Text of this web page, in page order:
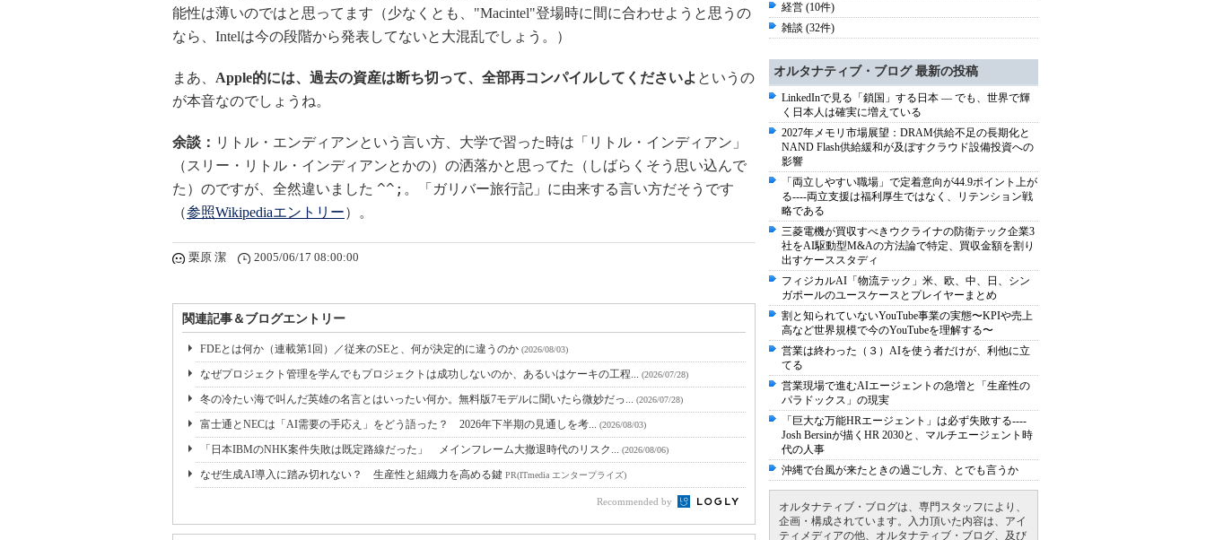
能性は薄いのではと思ってます（少なくとも、"Macintel"登場時に間に合わせようと思うの
なら、Intelは今の段階から発表してないと大混乱でしょう。）
まあ、 Apple的には、過去の資産は断ち切って、全部再コンパイルしてくださいよ というの
が本音なのでしょうね。
余談： リトル・エンディアンという言い方、大学で習った時は「リトル・インディアン」
（スリー・リトル・インディアンとかの）の洒落かと思ってた（しばらくそう思い込んで
た）のですが、全然違いました ^^; 。「ガリバー旅行記」に由来する言い方だそうです
（参照Wikipediaエントリー）。
栗原 潔 2005/06/17 08:00:00
関連記事＆ブログエントリー
FDEとは何か（連載第1回）／従来のSEと、何が決定的に違うのか (2026/08/03)
なぜプロジェクト管理を学んでもプロジェクトは成功しないのか、あるいはケーキの工程... (2026/07/28)
冬の冷たい海で叫んだ英雄の名言とはいったい何か。無料版7モデルに聞いたら微妙だっ... (2026/07/28)
富士通とNECは「AI需要の手応え」をどう語った？ 2026年下半期の見通しを考... (2026/08/03)
「日本IBMのNHK案件失敗は既定路線だった」 メインフレーム大撤退時代のリスク... (2026/08/06)
なぜ生成AI導入に踏み切れない？ 生産性と組織力を高める鍵 PR(ITmedia エンタープライズ)
Recommended by
経営 (10件)
雑談 (32件)
オルタナティブ・ブログ 最新の投稿
LinkedInで見る「鎖国」する日本 ― でも、世界で輝
く日本人は確実に増えている
2027年メモリ市場展望：DRAM供給不足の長期化と
NAND Flash供給緩和が及ぼすクラウド設備投資への
影響
「両立しやすい職場」で定着意向が44.9ポイント上が
る----両立支援は福利厚生ではなく、リテンション戦
略である
三菱電機が買収すべきウクライナの防衛テック企業3
社をAI駆動型M&Aの方法論で特定、買収金額を割り
出すケーススタディ
フィジカルAI「物流テック」米、欧、中、日、シン
ガポールのユースケースとプレイヤーまとめ
割と知られていないYouTube事業の実態〜KPIや売上
高など世界規模で今のYouTubeを理解する〜
営業は終わった（３）AIを使う者だけが、利他に立
てる
営業現場で進むAIエージェントの急増と「生産性の
パラドックス」の現実
「巨大な万能HRエージェント」は必ず失敗する----
Josh Bersinが描くHR 2030と、マルチエージェント時
代の人事
沖縄で台風が来たときの過ごし方、とでも言うか
オルタナティブ・ブログは、専門スタッフにより、
企画・構成されています。入力頂いた内容は、アイ
ティメディアの他、オルタナティブ・ブログ、及び